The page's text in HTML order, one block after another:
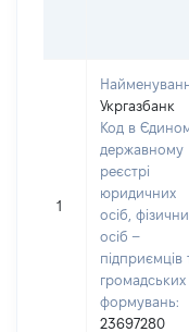
1
Укргазбанк
Код в
державному
реєстрі
юридичних
осіб,
осіб –
підприємців
громадських
формувань:
23697280